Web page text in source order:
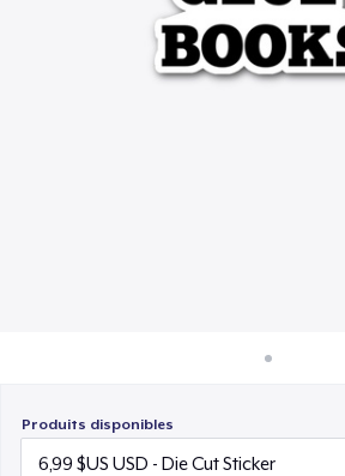
Vendez partout
Produits disponibles
24,99 $US